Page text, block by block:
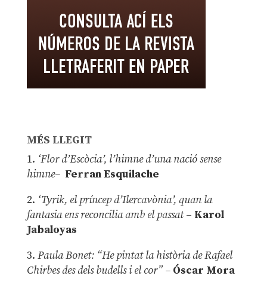
MÉS LLEGIT
1. ‘Flor d’Escòcia’, l’himne d’una nació sense
himne– Ferran Esquilache
2. ‘Tyrik, el príncep d’Ilercavònia’, quan la
fantasia ens reconcilia amb el passat– Karol
Jabaloyas
3. Paula Bonet: “He pintat la història de Rafael
Chirbes des dels budells i el cor” –Óscar Mora